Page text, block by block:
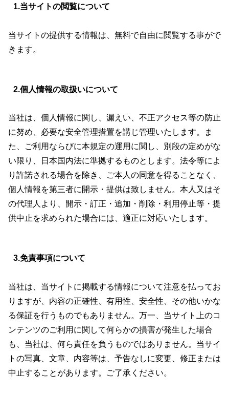
1.当サイトの閲覧について
当サイトの提供する情報は、無料で自由に閲覧する事がで
きます。
2.個人情報の取扱いについて
当社は、個人情報に関し、漏えい、不正アクセス等の防止
に努め、必要な安全管理措置を講じ管理いたします。ま
た、ご利用ならびに本規定の運用に関し、別段の定めがな
い限り、日本国内法に準拠するものとします。法令等によ
り許諾される場合を除き、ご本人の同意を得ることなく、
個人情報を第三者に開示・提供は致しません。本人又はそ
の代理人より、開示・訂正・追加・削除・利用停止等・提
供中止を求められた場合には、適正に対応いたします。
3.免責事項について
当社は、当サイトに掲載する情報について注意を払ってお
りますが、内容の正確性、有用性、安全性、その他いかな
る保証を行うものでもありません。万一、当サイト上のコ
ンテンツのご利用に関して何らかの損害が発生した場合
も、当社は、何ら責任を負うものではありません。当サイ
トの写真、文章、内容等は、予告なしに変更、修正または
中止することがあります。ご了承ください。